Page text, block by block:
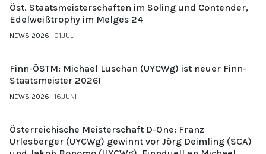
Öst. Staatsmeisterschaften im Soling und Contender,
Edelweißtrophy im Melges 24
NEWS 2026 01.JULI
Finn-ÖSTM: Michael Luschan (UYCWg) ist neuer Finn-
Staatsmeister 2026!
NEWS 2026 16.JUNI
Österreichische Meisterschaft D-One: Franz
Urlesberger (UYCWg) gewinnt vor Jörg Deimling (SCA)